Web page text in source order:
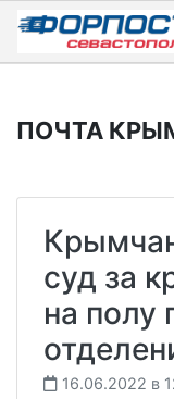
Skip
content
ПОЧТА
суд за
на полу
16.06.2022 в